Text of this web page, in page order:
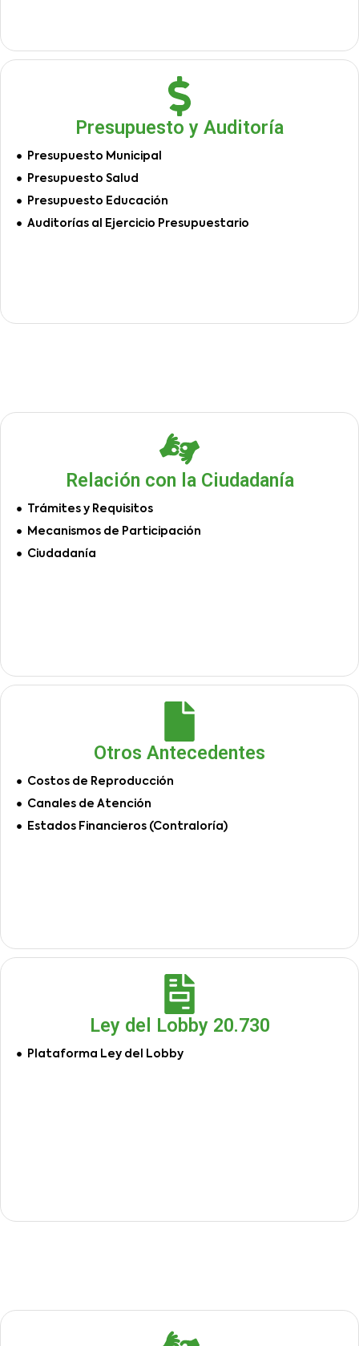
Presupuesto y Auditoría
Presupuesto Municipal
Presupuesto Salud
Presupuesto Educación
Auditorías al Ejercicio Presupuestario
Relación con la Ciudadanía
Trámites y Requisitos
Mecanismos de Participación
Ciudadanía
Otros Antecedentes
Costos de Reproducción
Canales de Atención
Estados Financieros (Contraloría)
Ley del Lobby 20.730
Plataforma Ley del Lobby